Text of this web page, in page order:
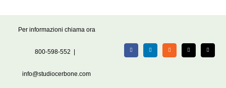
Per informazioni chiama ora
800-598-552
info@studiocerbone.com
FacebookLinkedIn Rss X Email